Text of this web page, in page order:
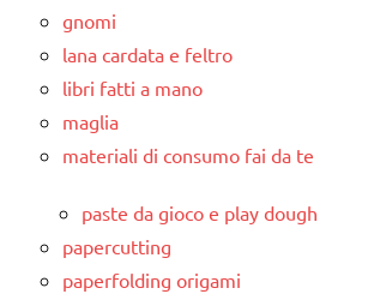
gnomi
lana cardata e feltro
libri fatti a mano
maglia
materiali di consumo fai da te
paste da gioco e play dough
papercutting
paperfolding origami